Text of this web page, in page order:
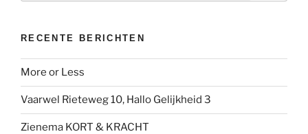
RECENTE BERICHTEN
More or Less
Vaarwel Rieteweg 10, Hallo Gelijkheid 3
Zienema KORT & KRACHT